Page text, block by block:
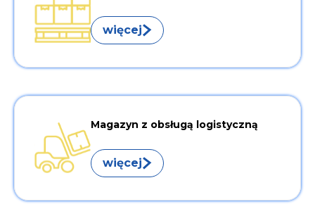
więcej
Magazyn z obsługą logistyczną
więcej